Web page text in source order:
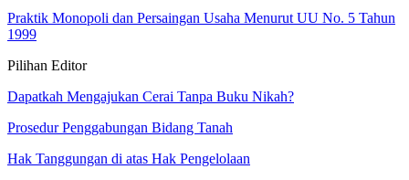
Praktik Monopoli dan Persaingan Usaha Menurut UU No. 5 Tahun
1999
Pilihan Editor
Dapatkah Mengajukan Cerai Tanpa Buku Nikah?
Prosedur Penggabungan Bidang Tanah
Hak Tanggungan di atas Hak Pengelolaan